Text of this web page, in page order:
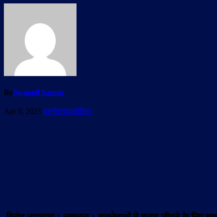
BySwapnil Sansar
Apr 8, 2023 #श्रीशचंद्रदीक्षित